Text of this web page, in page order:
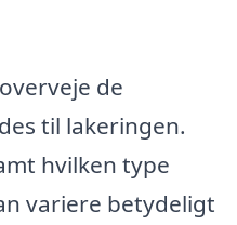
de
til lakeringen.
hvilken type
variere betydeligt